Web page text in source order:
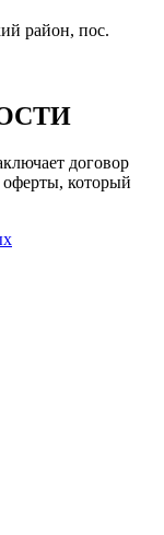
район, пос.
договор
который